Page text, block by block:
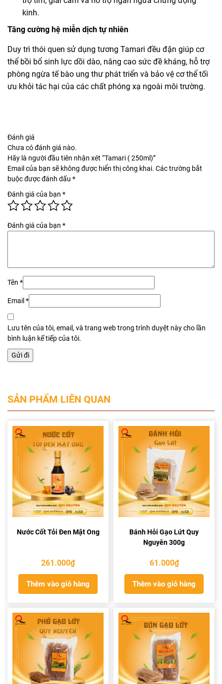
kinh.
Tăng cường hệ miễn dịch tự nhiên
Duy trì thói quen sử dụng tương Tamari đều đặn giúp cơ
thể bồi bổ sinh lực dồi dào, nâng cao sức đề kháng, hỗ trợ
phòng ngừa tế bào ung thư phát triển và bảo vệ cơ thể tối
ưu khỏi tác hại của các chất phóng xạ ngoài môi trường.
Đánh giá
Chưa có đánh giá nào.
Hãy là người đầu tiên nhận xét “Tamari ( 250ml)”
Email của bạn sẽ không được hiển thị công khai. Các trường bắt
buộc được đánh dấu *
Đánh giá của bạn *
Đánh giá của bạn *
Tên *
Email *
Lưu tên của tôi, email, và trang web trong trình duyệt này cho lần
bình luận kế tiếp của tôi.
SẢN PHẨM LIÊN QUAN
Nước Cốt Tỏi Đen Mật Ong
261.000₫
Thêm vào giỏ hàng
Bánh Hỏi Gạo Lứt Quy
Nguyên 300g
61.000₫
Thêm vào giỏ hàng